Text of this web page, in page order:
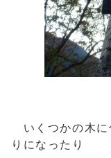
いくつかの木に
りになったり